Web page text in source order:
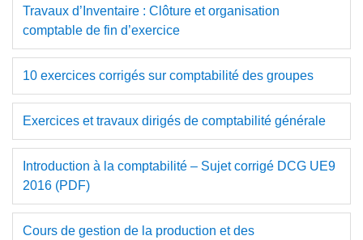
Travaux d’Inventaire : Clôture et organisation
comptable de fin d’exercice
10 exercices corrigés sur comptabilité des groupes
Exercices et travaux dirigés de comptabilité générale
Introduction à la comptabilité – Sujet corrigé DCG UE9
2016 (PDF)
Cours de gestion de la production et des